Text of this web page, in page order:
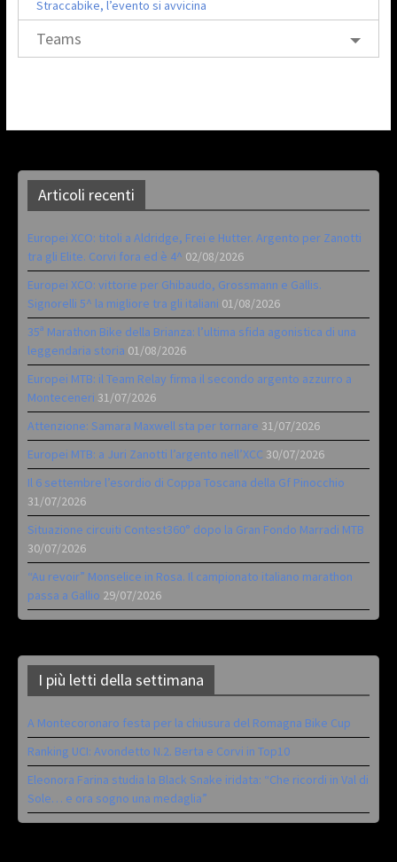
Straccabike, l’evento si avvicina
Teams
Articoli recenti
Europei XCO: titoli a Aldridge, Frei e Hutter. Argento per Zanotti
tra gli Elite. Corvi fora ed è 4^ 02/08/2026
Europei XCO: vittorie per Ghibaudo, Grossmann e Gallis.
Signorelli 5^ la migliore tra gli italiani 01/08/2026
35ª Marathon Bike della Brianza: l’ultima sfida agonistica di una
leggendaria storia 01/08/2026
Europei MTB: il Team Relay firma il secondo argento azzurro a
Monteceneri 31/07/2026
Attenzione: Samara Maxwell sta per tornare 31/07/2026
Europei MTB: a Juri Zanotti l’argento nell’XCC 30/07/2026
Il 6 settembre l’esordio di Coppa Toscana della Gf Pinocchio
31/07/2026
Situazione circuiti Contest360° dopo la Gran Fondo Marradi MTB
30/07/2026
“Au revoir” Monselice in Rosa. Il campionato italiano marathon
passa a Gallio 29/07/2026
I più letti della settimana
A Montecoronaro festa per la chiusura del Romagna Bike Cup
Ranking UCI: Avondetto N.2. Berta e Corvi in Top10
Eleonora Farina studia la Black Snake iridata: “Che ricordi in Val di
Sole… e ora sogno una medaglia”